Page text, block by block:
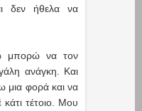
δεν ήθελα να
μπορώ να τον
ανάγκη. Και
μια φορά και να
τέτοιο. Μου